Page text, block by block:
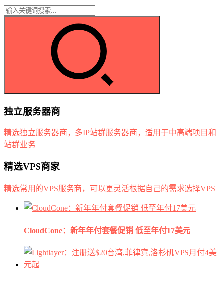
独立服务器商
精选独立服务器商，多IP站群服务器商，适用于中高端项目和
站群业务
精选VPS商家
精选常用的VPS服务商，可以更灵活根据自己的需求选择VPS
CloudCone：新年年付套餐促销 低至年付17美元